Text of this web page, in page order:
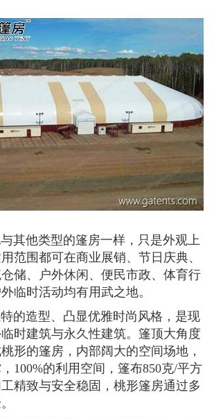
他类型的篷房一样，只是外观上
范围都可在商业展销、节日庆典、
储、户外休闲、便民市政、体育行
临时活动均有用武之地。
造型、凸显优雅时尚风格，是现
时建筑与永久性建筑。篷顶大角度
形的篷房，内部阔大的空间场地，
100%的利用空间，篷布850克/平方
精致与安全稳固，桃形篷房通过多